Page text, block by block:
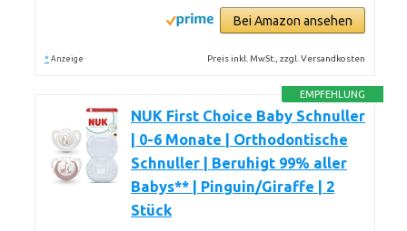
Bei Amazon ansehen
* Anzeige Preis inkl. MwSt., zzgl. Versandkosten
EMPFEHLUNG
NUK First Choice Baby Schnuller
| 0-6 Monate | Orthodontische
Schnuller | Beruhigt 99% aller
Babys** | Pinguin/Giraffe | 2
Stück